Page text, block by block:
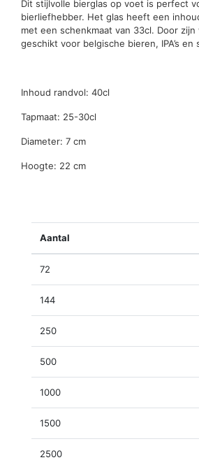
Dit stijlvolle bierglas op voet is perfect
bierliefhebber. Het glas heeft een
met een schenkmaat van 33cl. Door
geschikt voor belgische bieren, IPA’s en
Inhoud randvol: 40cl
Tapmaat: 25-30cl
Diameter: 7 cm
Hoogte: 22 cm
Aantal
72
144
250
500
1000
1500
2500